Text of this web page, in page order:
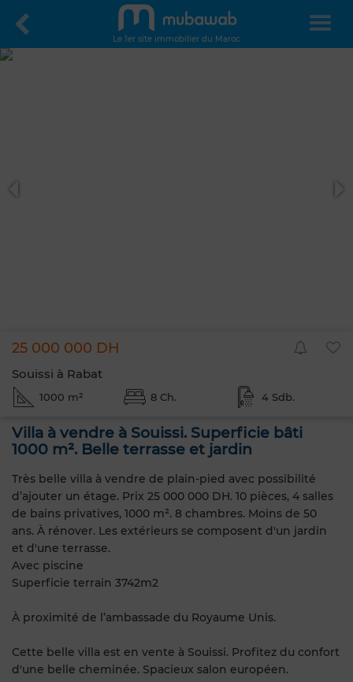
Le 1er site immobilier du Maroc
25 000 000 DH
Souissi à Rabat
1000 m² 8 Ch. 4 Sdb.
Villa à vendre à Souissi. Superficie bâti
1000 m². Belle terrasse et jardin
Très belle villa à vendre de plain-pied avec possibilité
d’ajouter un étage. Prix 25 000 000 DH. 10 pièces, 4 salles
de bains privatives, 1000 m². 8 chambres. Moins de 50
ans. À rénover. Les extérieurs se composent d'un jardin
et d'une terrasse.
Avec piscine
Superficie terrain 3742m2
À proximité de l’ambassade du Royaume Unis.
Cette belle villa est en vente à Souissi. Profitez du confort
d'une belle cheminée. Spacieux salon européen.